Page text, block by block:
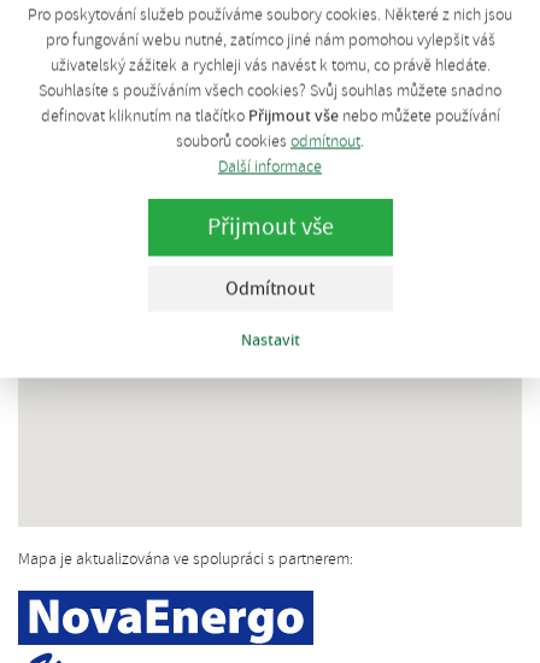
Pro poskytování služeb používáme soubory cookies. Některé z nich jsou
pro fungování webu nutné, zatímco jiné nám pomohou vylepšit váš
uživatelský zážitek a rychleji vás navést k tomu, co právě hledáte.
Souhlasíte s používáním všech cookies? Svůj souhlas můžete snadno
definovat kliknutím na tlačítko Přijmout všenebo můžete používání
souborů cookies odmítnout.
Další informace
Přijmout vše
Odmítnout
Nastavit
pomocí tohotoformuláře
Mapa je aktualizována ve spolupráci s partnerem: